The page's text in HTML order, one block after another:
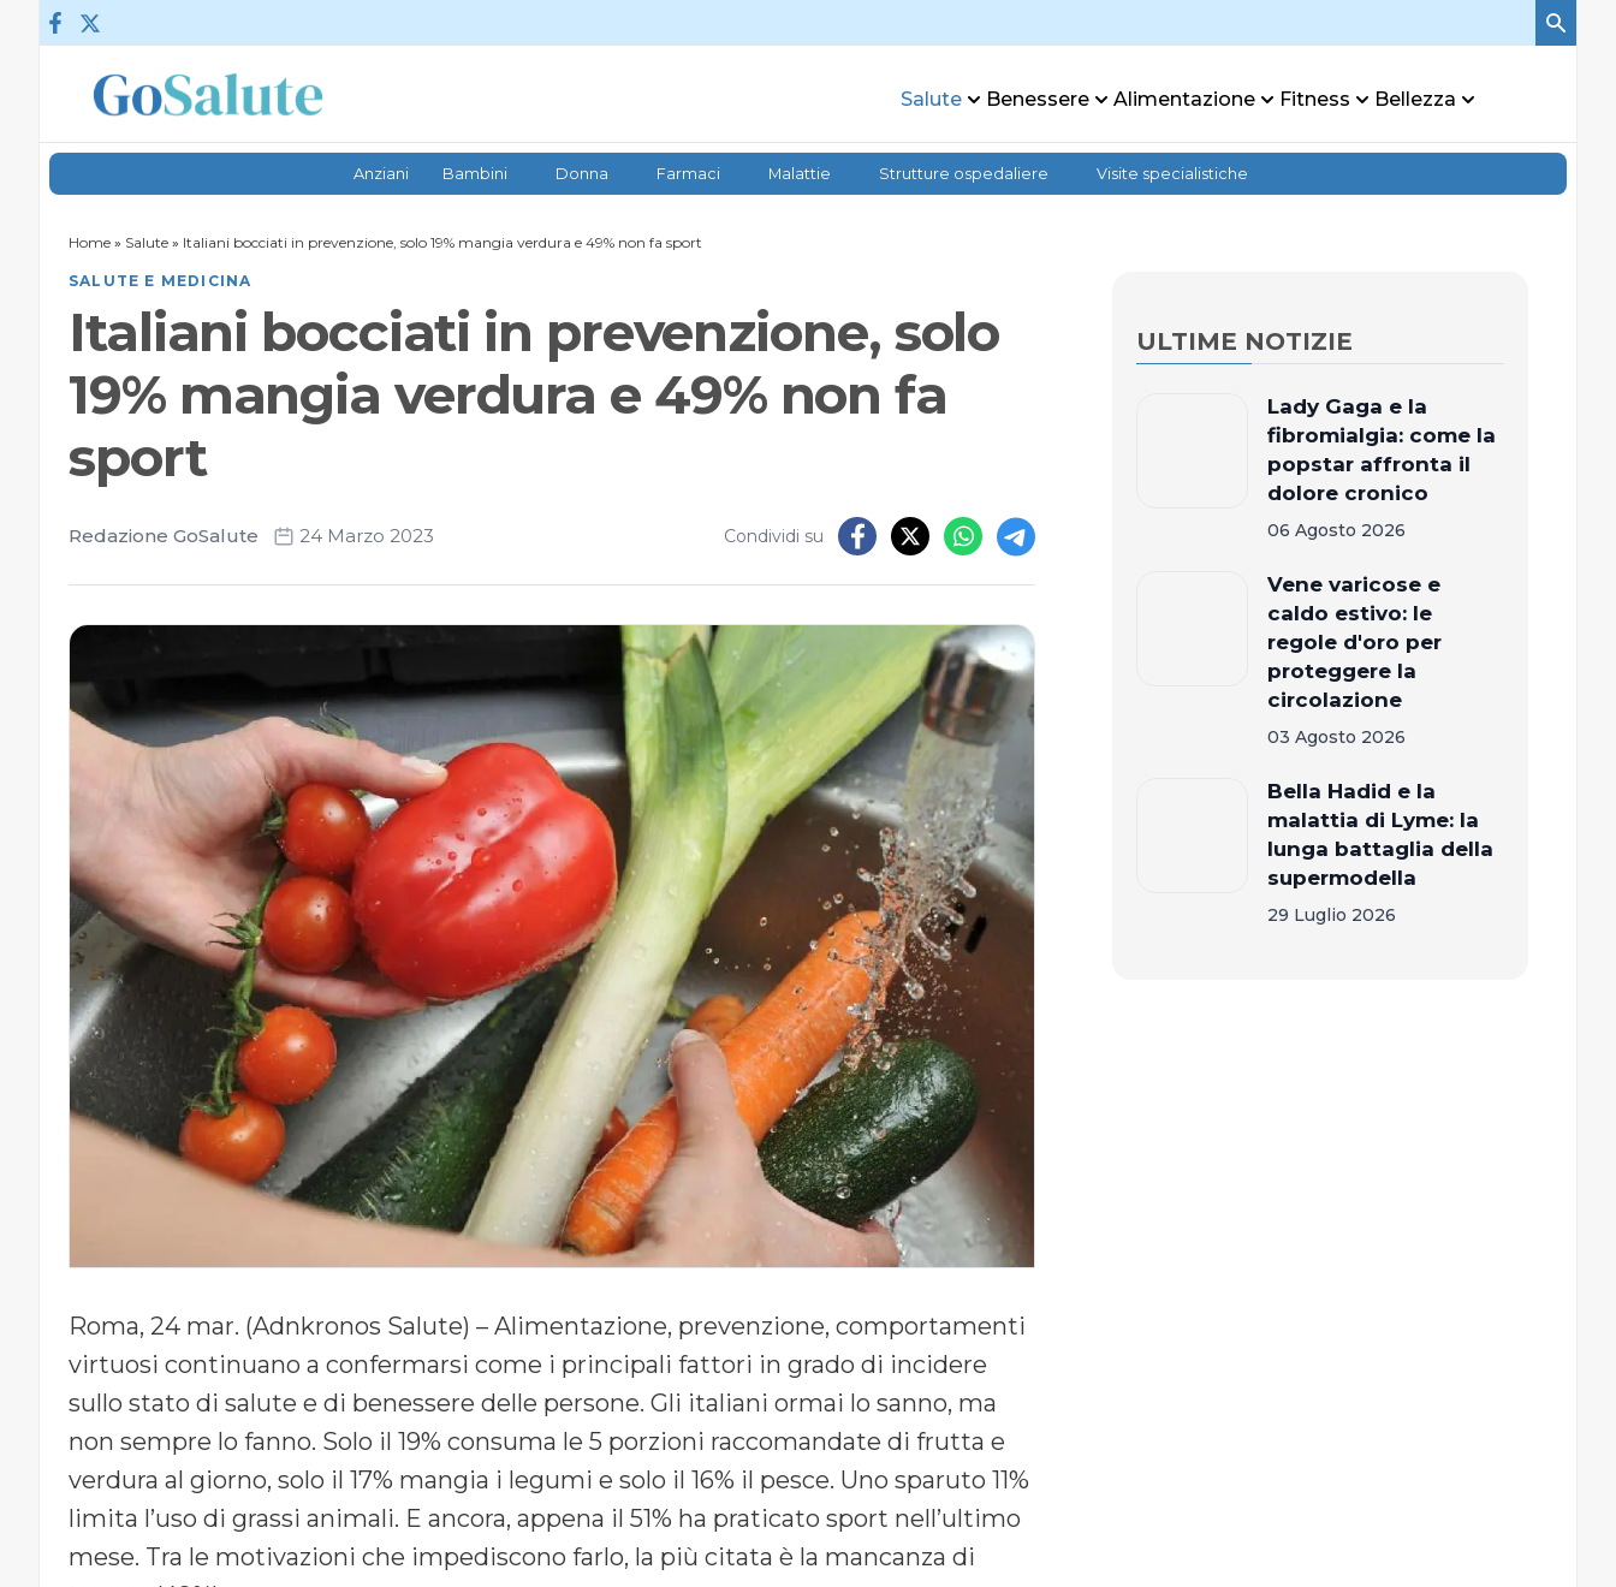
Vai al contenuto
Salute Benessere Alimentazione Fitness Bellezza
Anziani Bambini Donna Farmaci Malattie Strutture ospedaliere Visite specialistiche
Home » Salute » Italiani bocciati in prevenzione, solo 19% mangia verdura e 49% non fa sport
SALUTE E MEDICINA
Italiani bocciati in prevenzione, solo
19% mangia verdura e 49% non fa
sport
Redazione GoSalute 24 Marzo 2023 Condividi su
Roma, 24 mar. (Adnkronos Salute) – Alimentazione, prevenzione, comportamenti
virtuosi continuano a confermarsi come i principali fattori in grado di incidere
sullo stato di salute e di benessere delle persone. Gli italiani ormai lo sanno, ma
non sempre lo fanno. Solo il 19% consuma le 5 porzioni raccomandate di frutta e
verdura al giorno, solo il 17% mangia i legumi e solo il 16% il pesce. Uno sparuto 11%
limita l’uso di grassi animali. E ancora, appena il 51% ha praticato sport nell’ultimo
mese. Tra le motivazioni che impediscono farlo, la più citata è la mancanza di
ULTIME NOTIZIE
Lady Gaga e la
fibromialgia: come la
popstar affronta il
dolore cronico
06 Agosto 2026
Vene varicose e
caldo estivo: le
regole d'oro per
proteggere la
circolazione
03 Agosto 2026
Bella Hadid e la
malattia di Lyme: la
lunga battaglia della
supermodella
29 Luglio 2026